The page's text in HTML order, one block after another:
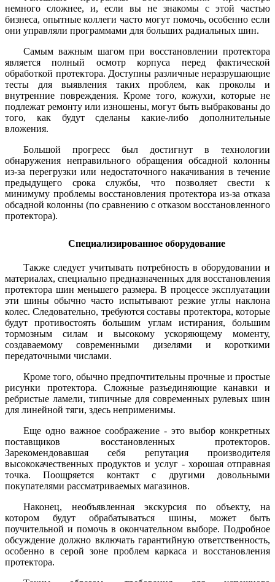
немного сложнее, и, если вы не знакомы с этой частью
бизнеса, опытные коллеги часто могут помочь, особенно если
они управляли программами для больших радиальных шин.
Самым важным шагом при восстановлении протектора
является полный осмотр корпуса перед фактической
обработкой протектора. Доступны различные неразрушающие
тесты для выявления таких проблем, как проколы и
внутренние повреждения. Кроме того, кожухи, которые не
подлежат ремонту или изношены, могут быть выбракованы до
того, как будут сделаны какие-либо дополнительные
вложения.
Большой прогресс был достигнут в технологии
обнаружения неправильного обращения обсадной колонны
из-за перегрузки или недостаточного накачивания в течение
предыдущего срока службы, что позволяет свести к
минимуму проблемы восстановления протектора из-за отказа
обсадной колонны (по сравнению с отказом восстановленного
протектора).
Специализированное оборудование
Также следует учитывать потребность в оборудовании и
материалах, специально предназначенных для восстановления
протектора шин меньшего размера. В процессе эксплуатации
эти шины обычно часто испытывают резкие углы наклона
колес. Следовательно, требуются составы протектора, которые
будут противостоять большим углам истирания, большим
тормозным силам и высокому ускоряющему моменту,
создаваемому современными дизелями и короткими
передаточными числами.
Кроме того, обычно предпочтительны прочные и простые
рисунки протектора. Сложные разъединяющие канавки и
ребристые ламели, типичные для современных рулевых шин
для линейной тяги, здесь неприменимы.
Еще одно важное соображение - это выбор конкретных
поставщиков восстановленных протекторов.
Зарекомендовавшая себя репутация производителя
высококачественных продуктов и услуг - хорошая отправная
точка. Поощряется контакт с другими довольными
покупателями рассматриваемых магазинов.
Наконец, необъявленная экскурсия по объекту, на
котором будут обрабатываться шины, может быть
поучительной и помочь в окончательном выборе. Подробное
обсуждение должно включать гарантийную ответственность,
особенно в серой зоне проблем каркаса и восстановления
протектора.